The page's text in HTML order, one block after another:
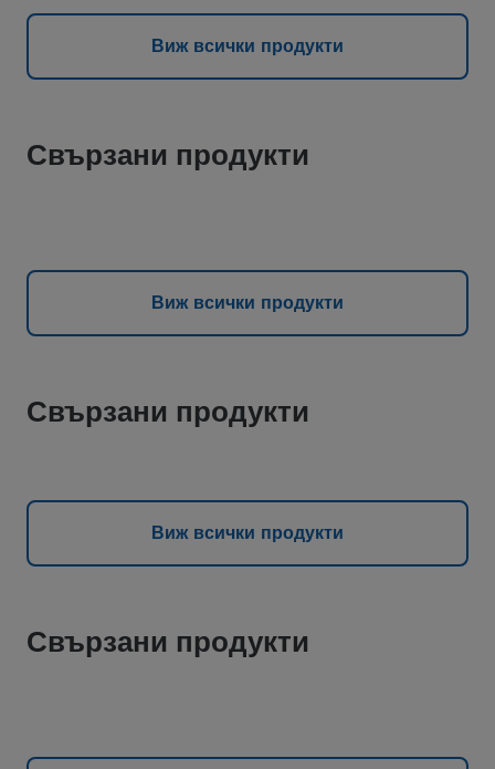
Виж всички продукти
Свързани продукти
Виж всички продукти
Свързани продукти
Виж всички продукти
Свързани продукти